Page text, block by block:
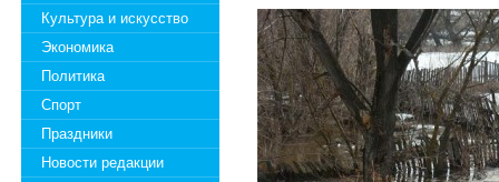
Культура и искусство
Экономика
Политика
Спорт
Праздники
Новости редакции